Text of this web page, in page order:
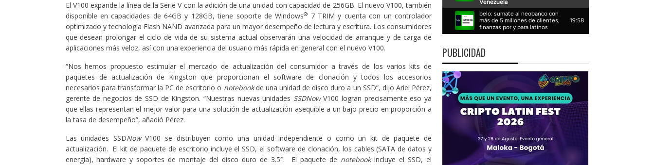
El V100 expande la línea de la Serie V con la adición de una unidad con capacidad de 256GB. El nuevo V100, también
disponible en capacidades de 64GB y 128GB, tiene soporte de Windows® 7 TRIM y cuenta con un controlador
optimizado y tecnología Flash NAND avanzada para un mayor desempeño de lectura y escritura. Los consumidores
que desean prolongar el ciclo de vida de su sistema actual observarán una velocidad de arranque y de carga de
aplicaciones más veloz, así con una experiencia del usuario más rápida en general con el nuevo V100.
“Nos hemos propuesto estimular el mercado de actualización del consumidor a través de los varios kits de
paquetes de actualización de Kingston que proporcionan el software de clonación y todos los accesorios
necesarios para transformar la PC de escritorio o notebookde una unidad de disco duro a un SSD”, dijo Ariel Pérez,
gerente de negocios de SSD de Kingston. “Nuestras nuevas unidades SSDNowV100 logran precisamente eso ya
que ellas representan el mejor valor para una solución de actualización asequible a un bajo precio en proporción a
la tasa de desempeño”, añadió Pérez.
Las unidades SSDNowV100 se distribuyen como una unidad independiente o como un kit de paquete de
actualización. El kit de paquete de escritorio incluye el SSD, el software de clonación, los cables (SATA de datos y
energía), hardware y soportes de montaje del disco duro de 3.5″. El paquete de notebookincluye el SSD, el
PUBLICIDAD